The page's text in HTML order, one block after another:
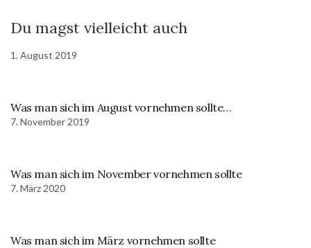
Du magst vielleicht auch
1. August 2019
Was man sich im August vornehmen sollte…
7. November 2019
Was man sich im November vornehmen sollte
7. März 2020
Was man sich im März vornehmen sollte